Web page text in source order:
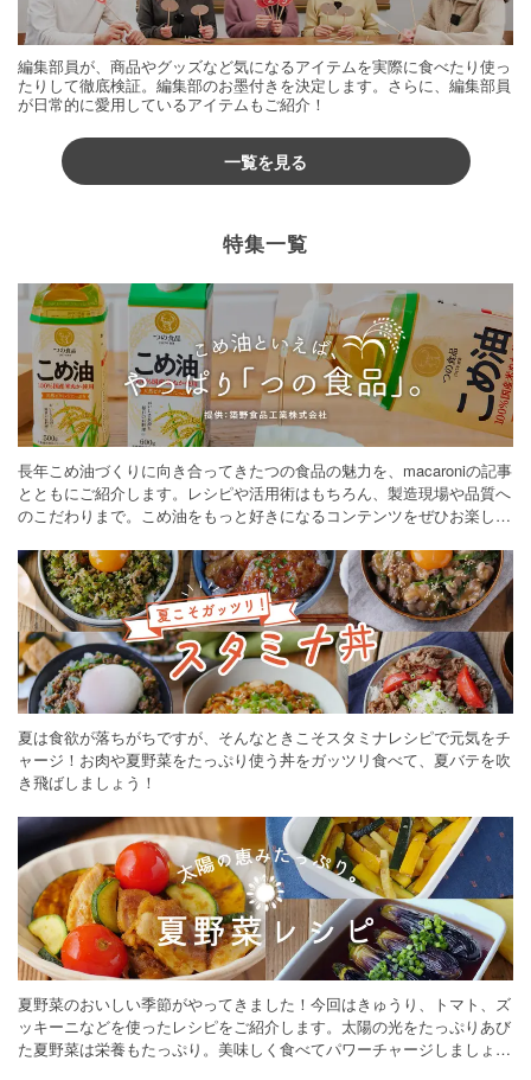
編集部員が、商品やグッズなど気になるアイテムを実際に食べたり使っ
たりして徹底検証。編集部のお墨付きを決定します。さらに、編集部員
が日常的に愛用しているアイテムもご紹介！
一覧を見る
特集一覧
長年こめ油づくりに向き合ってきたつの食品の魅力を、macaroniの記事
とともにご紹介します。レシピや活用術はもちろん、製造現場や品質へ
のこだわりまで。こめ油をもっと好きになるコンテンツをぜひお楽しみ
夏は食欲が落ちがちですが、そんなときこそスタミナレシピで元気をチ
ャージ！お肉や夏野菜をたっぷり使う丼をガッツリ食べて、夏バテを吹
き飛ばしましょう！
夏野菜のおいしい季節がやってきました！今回はきゅうり、トマト、ズ
ッキーニなどを使ったレシピをご紹介します。太陽の光をたっぷりあび
た夏野菜は栄養もたっぷり。美味しく食べてパワーチャージしましょう